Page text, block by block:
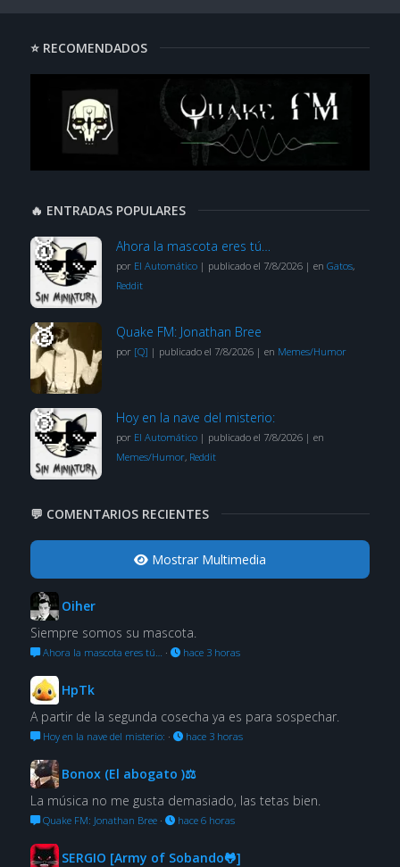
⭐ RECOMENDADOS
🔥 ENTRADAS POPULARES
Ahora la mascota eres tú…
por El Automático| publicado el 7/8/2026| en Gatos,
Reddit
Quake FM: Jonathan Bree
por [Q] | publicado el 7/8/2026| en Memes/Humor
Hoy en la nave del misterio:
por El Automático| publicado el 7/8/2026| en
Memes/Humor, Reddit
💬 COMENTARIOS RECIENTES
Mostrar Multimedia
Oiher
Siempre somos su mascota.
Ahora la mascota eres tú… · hace 3 horas
HpTk
A partir de la segunda cosecha ya es para sospechar.
Hoy en la nave del misterio: · hace 3 horas
Bonox (El abogato )⚖
La música no me gusta demasiado, las tetas bien.
Quake FM: Jonathan Bree· hace 6 horas
SERGIO [Army of Sobando🐸]